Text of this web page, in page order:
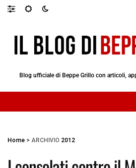
Blog ufficiale di Beppe Grillo con articoli,
Home > ARCHIVIO 2012